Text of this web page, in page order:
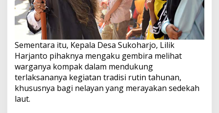
Sementara itu, Kepala Desa Sukoharjo, Lilik
Harjanto pihaknya mengaku gembira melihat
warganya kompak dalam mendukung
terlaksananya kegiatan tradisi rutin tahunan,
khususnya bagi nelayan yang merayakan sedekah
laut.